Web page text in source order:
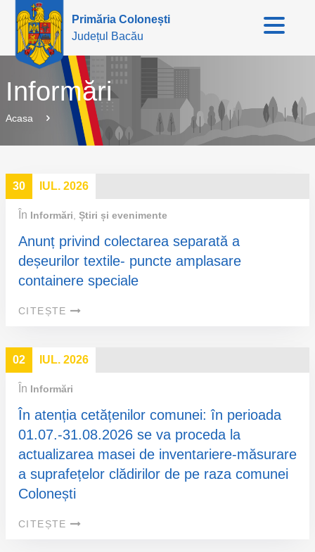
Primăria Colonești
Județul Bacău
Informări
Acasa
30 IUL. 2026
În Informări Știri și evenimente
Anunț privind colectarea separată a
deșeurilor textile- puncte amplasare
containere speciale
CITEȘTE
02 IUL. 2026
În Informări
În atenția cetățenilor comunei: în perioada
01.07.-31.08.2026 se va proceda la
actualizarea masei de inventariere-măsurare
a suprafețelor clădirilor de pe raza comunei
Colonești
CITEȘTE